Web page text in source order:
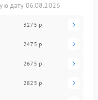
дату 06.08.2026
3275 р
2475 р
2675 р
2825 р